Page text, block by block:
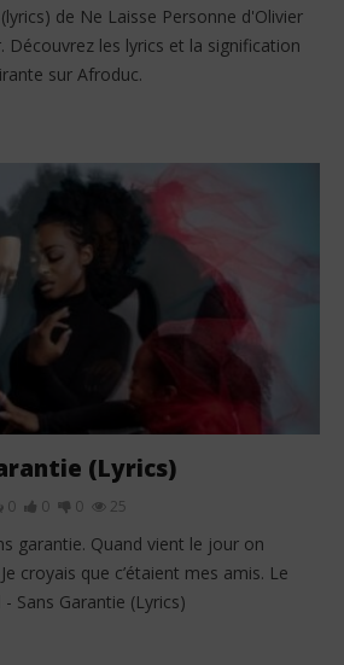
de Ne Laisse Personne d'Olivier
Découvrez les lyrics et la signification
sur Afroduc.
(Lyrics)
0 0 0 25
garantie. Quand vient le jour on
croyais que c’étaient mes amis. Le
Sans Garantie (Lyrics)